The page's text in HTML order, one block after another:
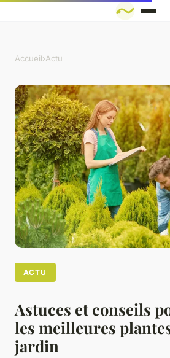
Accueil›Actu
ACTU
Astuces et conseils
les meilleures
jardin